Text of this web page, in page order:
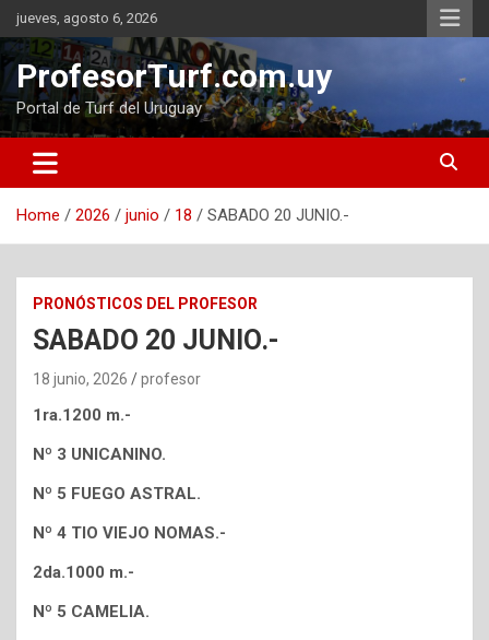
Skip
to
content
jueves, agosto 6, 2026
ProfesorTurf.com.uy
Portal de Turf del Uruguay
Home 2026 junio 18 SABADO 20 JUNIO.-
PRONÓSTICOS DEL PROFESOR
SABADO 20 JUNIO.-
18 junio, 2026 profesor
1ra.1200 m.-
Nº 3 UNICANINO.
Nº 5 FUEGO ASTRAL.
Nº 4 TIO VIEJO NOMAS.-
2da.1000 m.-
Nº 5 CAMELIA.